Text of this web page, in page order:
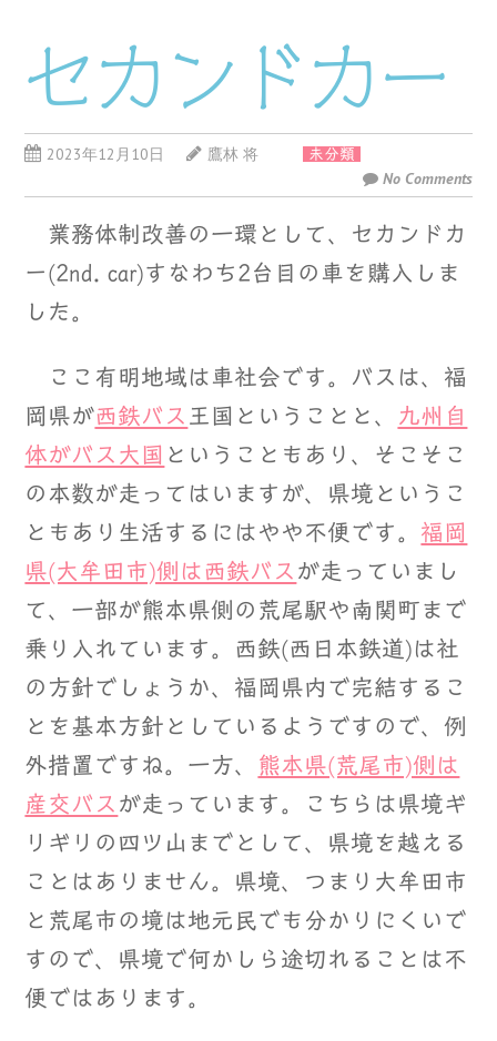
セカンドカー
2023年12月10日 鷹林 将 未分類
No Comments
業務体制改善の一環として、セカンドカ
ー(2nd. car)すなわち2台目の車を購入しま
した。
ここ有明地域は車社会です。バスは、福
岡県が西鉄バス 王国ということと、
九州自
体がバス大国 ということもあり、そこそこ
の本数が走ってはいますが、県境というこ
ともあり生活するにはやや不便です。 福岡
県(大牟田市)側は西鉄バス が走っていまし
て、一部が熊本県側の荒尾駅や南関町まで
乗り入れています。西鉄(西日本鉄道)は社
の方針でしょうか、福岡県内で完結するこ
とを基本方針としているようですので、例
外措置ですね。一方、 熊本県(荒尾市)側は
産交バス が走っています。こちらは県境ギ
リギリの四ツ山までとして、県境を越える
ことはありません。県境、つまり大牟田市
と荒尾市の境は地元民でも分かりにくいで
すので、県境で何かしら途切れることは不
便ではあります。